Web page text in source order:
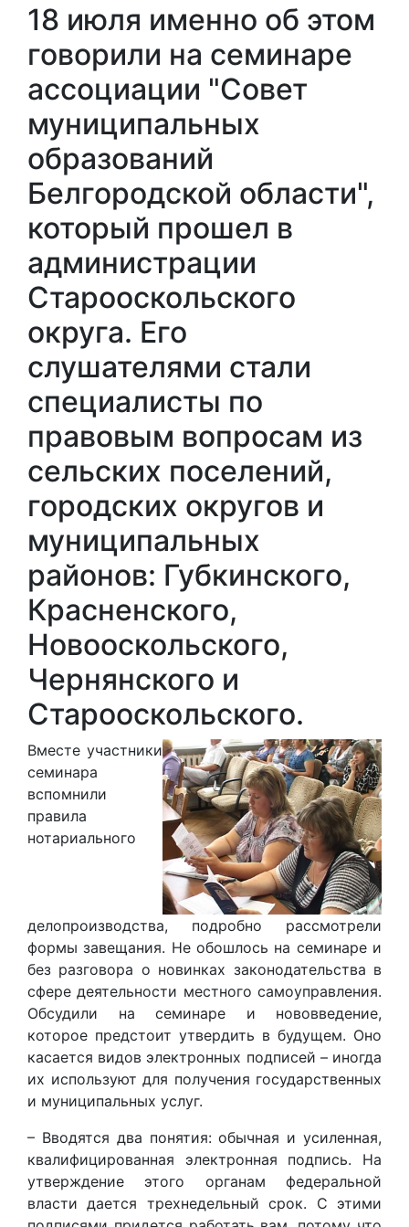
18 июля именно об этом
говорили на семинаре
ассоциации "Совет
муниципальных
образований
Белгородской области",
который прошел в
администрации
Старооскольского
округа. Его
слушателями стали
специалисты по
правовым вопросам из
сельских поселений,
городских округов и
муниципальных
районов: Губкинского,
Красненского,
Новооскольского,
Чернянского и
Старооскольского.
Вместе участники
семинара
вспомнили
правила
нотариального
делопроизводства, подробно рассмотрели
формы завещания. Не обошлось на семинаре и
без разговора о новинках законодательства в
сфере деятельности местного самоуправления.
Обсудили на семинаре и нововведение,
которое предстоит утвердить в будущем. Оно
касается видов электронных подписей – иногда
их используют для получения государственных
и муниципальных услуг.
– Вводятся два понятия: обычная и усиленная,
квалифицированная электронная подпись. На
утверждение этого органам федеральной
власти дается трехнедельный срок. С этими